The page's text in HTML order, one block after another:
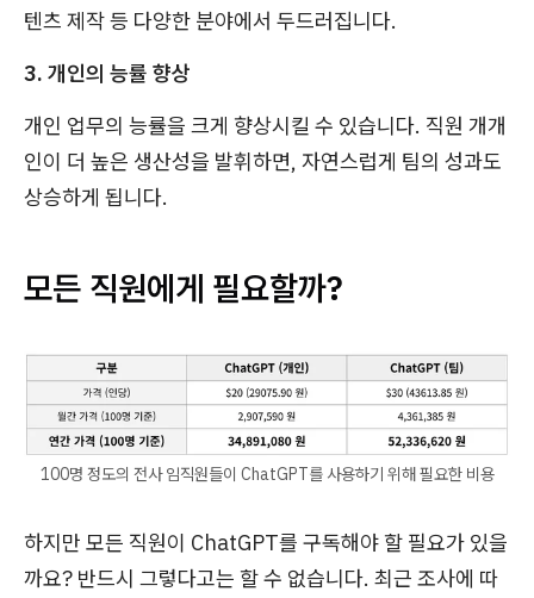
텐츠 제작 등 다양한 분야에서 두드러집니다.
3. 개인의 능률 향상
개인 업무의 능률을 크게 향상시킬 수 있습니다. 직원 개개
인이 더 높은 생산성을 발휘하면, 자연스럽게 팀의 성과도
상승하게 됩니다.
모든 직원에게 필요할까?
100명 정도의 전사 임직원들이 ChatGPT를 사용하기 위해 필요한 비용
하지만 모든 직원이 ChatGPT를 구독해야 할 필요가 있을
까요? 반드시 그렇다고는 할 수 없습니다. 최근 조사에 따